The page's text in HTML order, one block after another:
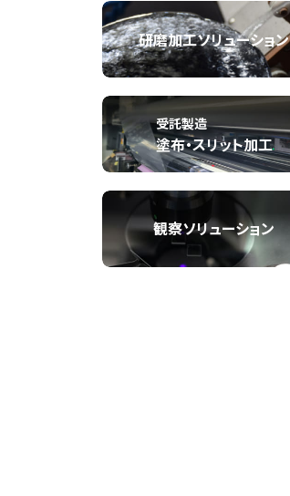
研磨加工ソリューション
受託製造
塗布・スリット加工
観察ソリューション